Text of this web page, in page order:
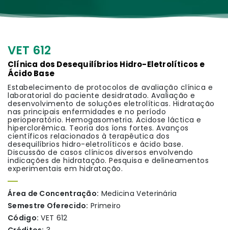
VET 612
Clínica dos Desequilíbrios Hidro-Eletrolíticos e
Ácido Base
Estabelecimento de protocolos de avaliação clínica e
laboratorial do paciente desidratado. Avaliação e
desenvolvimento de soluções eletrolíticas. Hidratação
nas principais enfermidades e no período
perioperatório. Hemogasometria. Acidose láctica e
hiperclorêmica. Teoria dos íons fortes. Avanços
científicos relacionados à terapêutica dos
desequilíbrios hidro-eletrolíticos e ácido base.
Discussão de casos clínicos diversos envolvendo
indicações de hidratação. Pesquisa e delineamentos
experimentais em hidratação.
Área de Concentração: Medicina Veterinária
Semestre Oferecido: Primeiro
Código: VET 612